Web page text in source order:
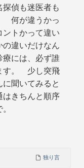
偵も迷医者も
何が違うかっ
ントかって違い
の違いだけなん
には、必ず誰
す。 少し突飛
聞いてみると
きちんと順序
。
独り言